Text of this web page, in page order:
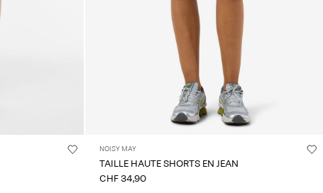
NOISY MAY
TAILLE HAUTE SHORTS EN JEAN
CHF 34,90